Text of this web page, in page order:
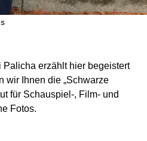
Palicha erzählt hier begeistert
wir Ihnen die „Schwarze
für Schauspiel-, Film- und
Fotos.